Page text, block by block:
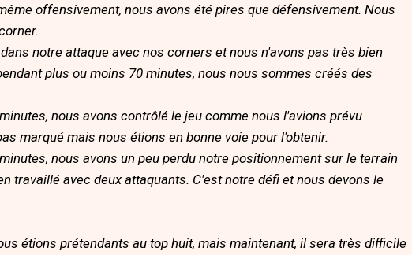
offensivement, nous avons été pires que défensivement. Nous
notre attaque avec nos corners et nous n'avons pas très bien
plus ou moins 70 minutes, nous nous sommes créés des
nous avons contrôlé le jeu comme nous l'avions prévu
marqué mais nous étions en bonne voie pour l'obtenir.
nous avons un peu perdu notre positionnement sur le terrain
travaillé avec deux attaquants. C'est notre défi et nous devons le
étions prétendants au top huit, mais maintenant, il sera très difficile